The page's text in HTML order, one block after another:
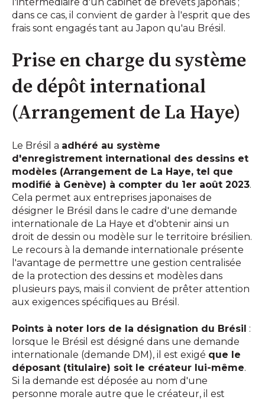
dans ce cas, il convient de garder à l'esprit que des
frais sont engagés tant au Japon qu'au Brésil.
Prise en charge du système
de dépôt international
(Arrangement de La Haye)
Le Brésil a adhéré au système
d'enregistrement international des dessins et
modèles (Arrangement de La Haye, tel que
modifié à Genève) à compter du 1er août 2023.
Cela permet aux entreprises japonaises de
désigner le Brésil dans le cadre d'une demande
internationale de La Haye et d'obtenir ainsi un
droit de dessin ou modèle sur le territoire brésilien.
Le recours à la demande internationale présente
l'avantage de permettre une gestion centralisée
de la protection des dessins et modèles dans
plusieurs pays, mais il convient de prêter attention
aux exigences spécifiques au Brésil.
Points à noter lors de la désignation du Brésil :
lorsque le Brésil est désigné dans une demande
internationale (demande DM), il est exigé que le
déposant (titulaire) soit le créateur lui-même.
Si la demande est déposée au nom d'une
personne morale autre que le créateur, il est